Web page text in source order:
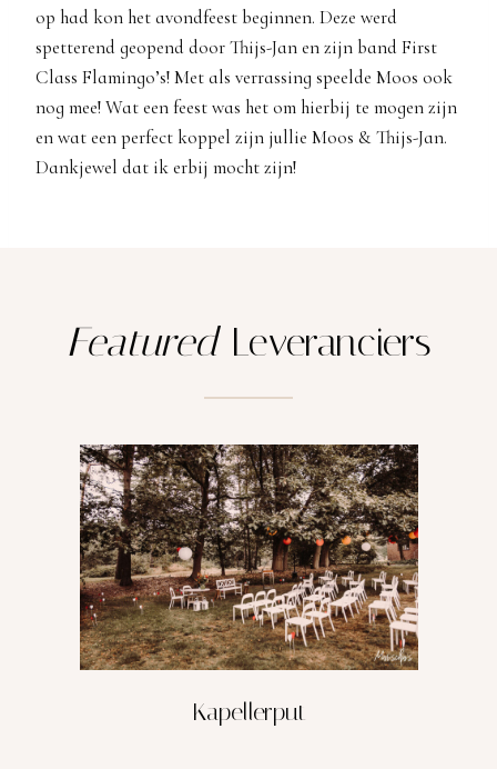
op had kon het avondfeest beginnen. Deze werd
spetterend geopend door Thijs-Jan en zijn band First
Class Flamingo’s! Met als verrassing speelde Moos ook
nog mee! Wat een feest was het om hierbij te mogen zijn
en wat een perfect koppel zijn jullie Moos & Thijs-Jan.
Dankjewel dat ik erbij mocht zijn!
FeaturedLeveranciers
Kapellerput